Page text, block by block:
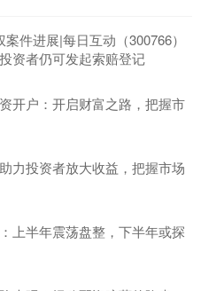
件进展|每日互动（300766）
资者仍可发起索赔登记
开户：开启财富之路，把握市
力投资者放大收益，把握市场
上半年震荡盘整，下半年或探